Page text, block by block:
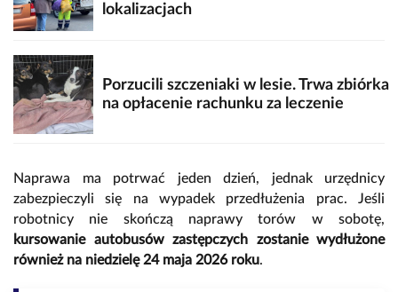
lokalizacjach
Porzucili szczeniaki w lesie. Trwa zbiórka
na opłacenie rachunku za leczenie
Naprawa ma potrwać jeden dzień, jednak urzędnicy
zabezpieczyli się na wypadek przedłużenia prac. Jeśli
robotnicy nie skończą naprawy torów w sobotę,
kursowanie autobusów zastępczych zostanie wydłużone
również na niedzielę 24 maja 2026 roku.